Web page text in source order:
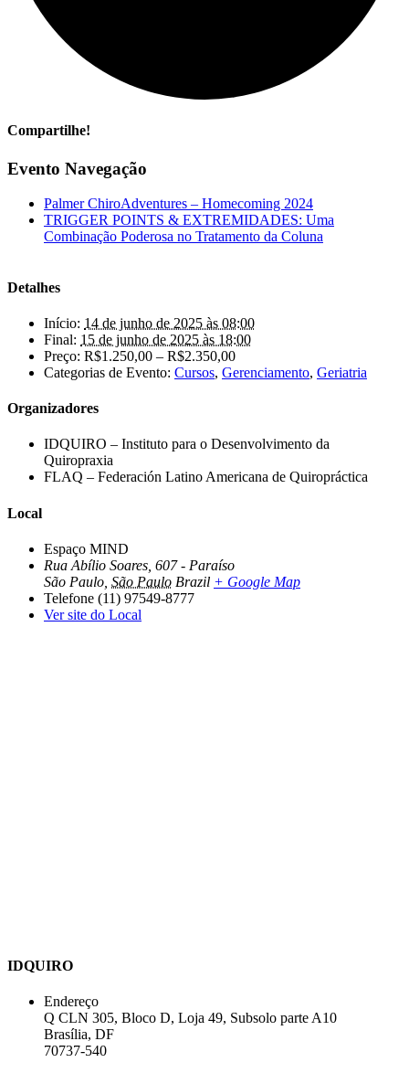
Compartilhe!
Facebook
X
LinkedIn
WhatsApp
E-
Evento Navegação
Palmer ChiroAdventures – Homecoming 2024
TRIGGER POINTS & EXTREMIDADES: Uma
Combinação Poderosa no Tratamento da Coluna
Detalhes
Início: 14 de junho de 2025 às 08:00
Final: 15 de junho de 2025 às 18:00
Preço: R$1.250,00 – R$2.350,00
Categorias de Evento: Cursos, Gerenciamento, Geriatria
Organizadores
IDQUIRO – Instituto para o Desenvolvimento da
Quiropraxia
FLAQ – Federación Latino Americana de Quiropráctica
Local
Espaço MIND
Rua Abílio Soares, 607 - Paraíso
São Paulo São Paulo Brazil + Google Map
Telefone (11) 97549-8777
Ver site do Local
IDQUIRO
Endereço
Q CLN 305, Bloco D, Loja 49, Subsolo parte A10
Brasília, DF
70737-540